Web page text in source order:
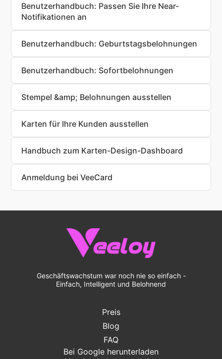
Benutzerhandbuch: Passen Sie Ihre Near-
Notifikationen an
Benutzerhandbuch: Geburtstagsbelohnungen
Benutzerhandbuch: Sofortbelohnungen
Stempel &amp; Belohnungen ausstellen
Karten für Ihre Kunden ausstellen
Handbuch zum Karten-Design-Dashboard
Anmeldung bei VeeCard
Geschäftswachstum war noch nie so einfach -
Einfach, Intelligent und Belohnend
Preis
Blog
FAQ
Bei Google herunterladen